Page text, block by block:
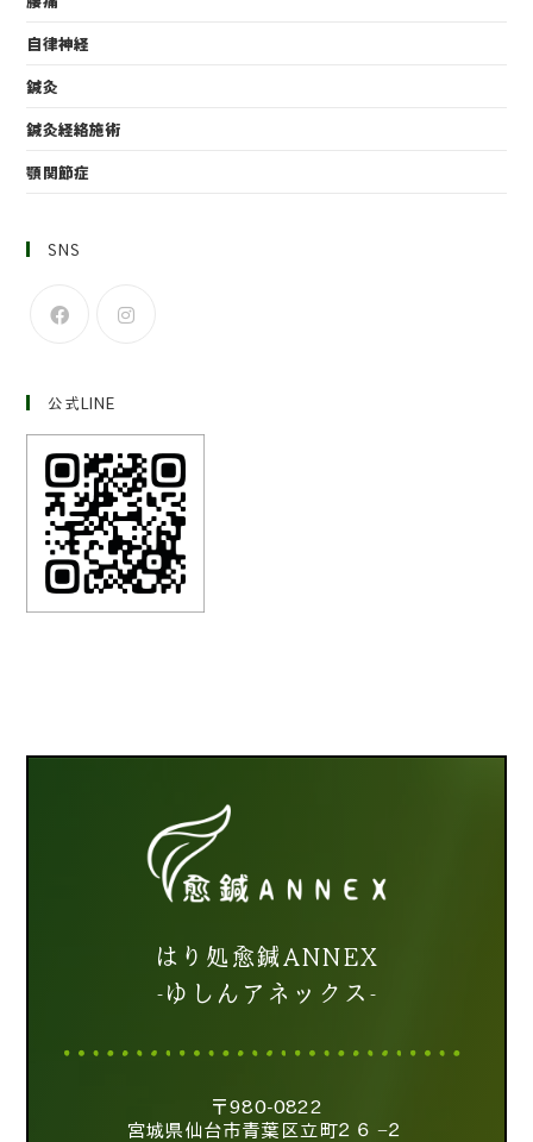
自律神経
鍼灸
鍼灸経絡施術
顎関節症
SNS
公式LINE
はり処愈鍼ANNEX
-ゆしんアネックス-
〒980-0822
宮城県仙台市青葉区立町２６−２